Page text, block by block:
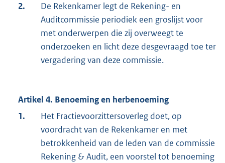
2.
De Rekenkamer legt de Rekening- en
Auditcommissie periodiek een groslijst voor
met onderwerpen die zij overweegt te
onderzoeken en licht deze desgevraagd toe ter
vergadering van deze commissie.
Artikel 4. Benoeming en herbenoeming
1.
Het Fractievoorzittersoverleg doet, op
voordracht van de Rekenkamer en met
betrokkenheid van de leden van de commissie
Rekening & Audit, een voorstel tot benoeming